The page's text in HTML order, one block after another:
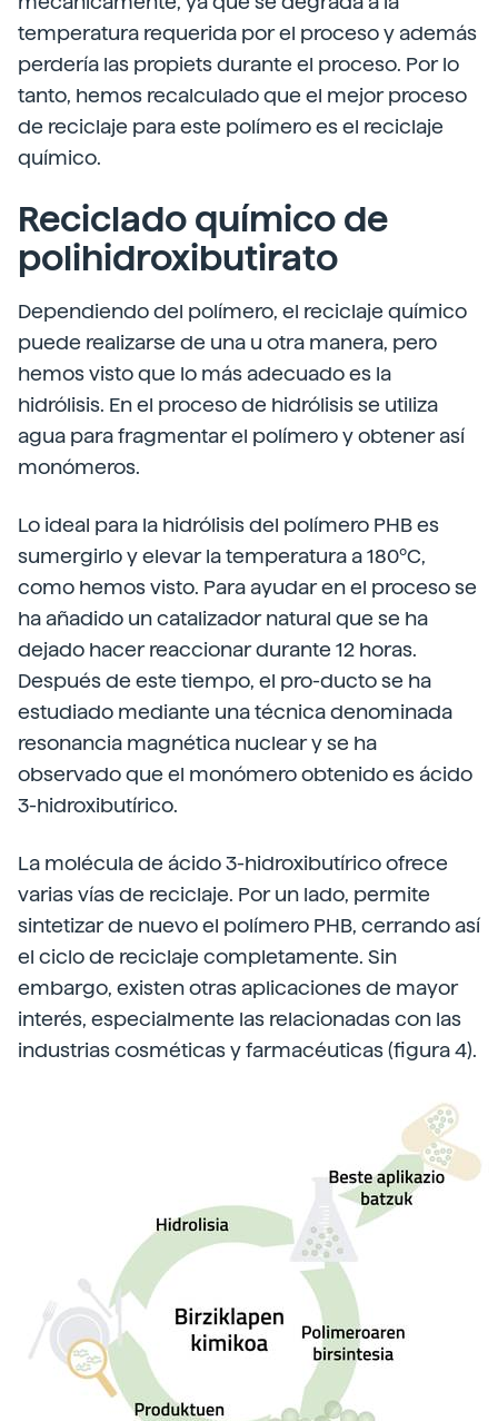
temperatura requerida por el proceso y además
perdería las pro­piets durante el proceso. Por lo
tanto, hemos recalculado que el mejor proceso
de reciclaje para este polímero es el reciclaje
químico.
Reciclado químico de
polihidroxibutirato
Dependiendo del polímero, el reciclaje químico
puede realizarse de una u otra manera, pero
hemos visto que lo más adecuado es la
hidrólisis. En el proceso de hidrólisis se utiliza
agua para fragmentar el polímero y obtener así
monómeros.
Lo ideal para la hidrólisis del polímero PHB es
sumergirlo y elevar la temperatura a 180ºC,
como hemos visto. Para ayudar en el proceso se
ha añadido un catalizador natural que se ha
dejado hacer reaccionar durante 12 horas.
Después de este tiempo, el pro-ducto se ha
estudiado mediante una técnica denominada
resonancia magnética nuclear y se ha
observado que el monómero obtenido es ácido
3-hidroxibutírico.
La molécula de ácido 3-hidroxibutírico ofrece
varias vías de reciclaje. Por un lado, permite
sintetizar de nuevo el polímero PHB, cerrando así
el ciclo de reciclaje completamente. Sin
embargo, existen otras aplicaciones de mayor
interés, especialmente las relacionadas con las
industrias cosméticas y farmacéuticas (figura 4).